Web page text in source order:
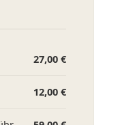
27,00 €
12,00 €